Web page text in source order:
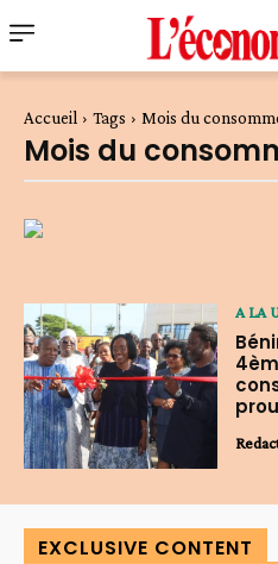
Accueil Tags Mois du
Mois du
A LA
EXCLUSIVE CONTENT